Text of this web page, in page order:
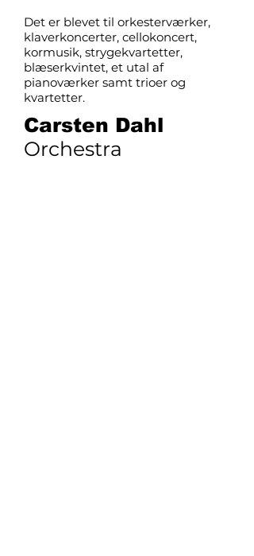
Det er blevet til orkesterværker,
klaverkoncerter, cellokoncert,
kormusik, strygekvartetter,
blæserkvintet, et utal af
pianoværker samt trioer og
kvartetter.
Carsten Dahl
Orchestra